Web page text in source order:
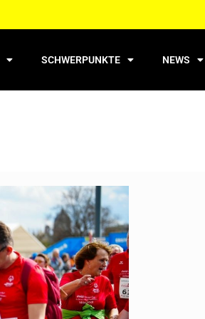
SCHWERPUNKTE NEWS